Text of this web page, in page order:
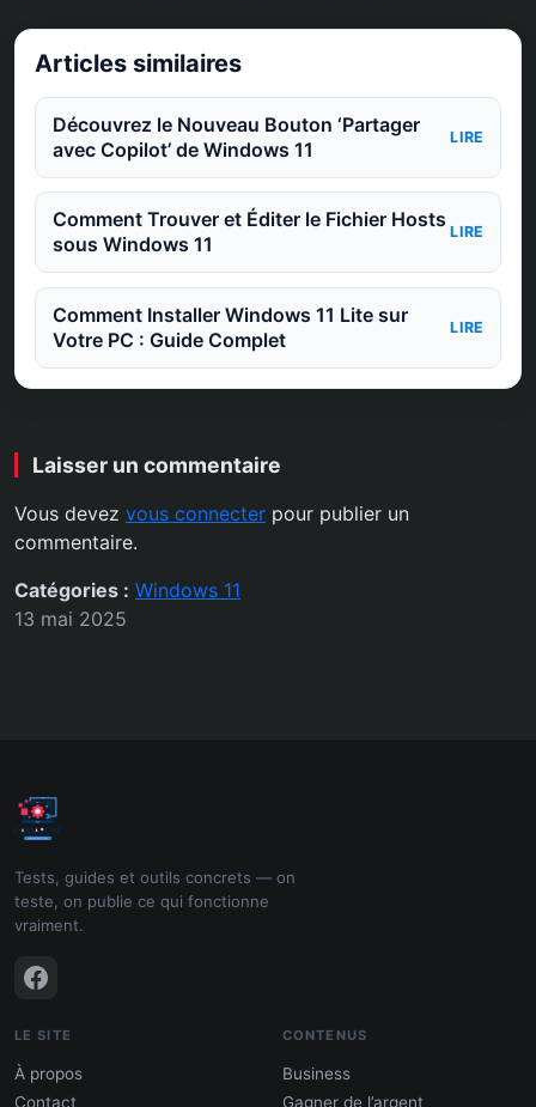
Articles similaires
Découvrez le Nouveau Bouton ‘Partager
avec Copilot’ de Windows 11
LIRE
Comment Trouver et Éditer le Fichier Hosts
sous Windows 11
LIRE
Comment Installer Windows 11 Lite sur
Votre PC : Guide Complet
LIRE
Laisser un commentaire
Vous devez vous connecter pour publier un
commentaire.
Catégories : Windows 11
13 mai 2025
Tests, guides et outils concrets — on
teste, on publie ce qui fonctionne
vraiment.
LE SITE
À propos
Contact
CONTENUS
Business
Gagner de l’argent